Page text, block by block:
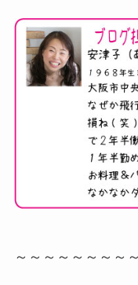
～～～～～～～～